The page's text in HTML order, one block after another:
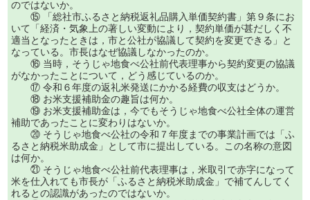
のではないか。
⑮ 「総社市ふるさと納税返礼品購入単価契約書」第９条にお
いて「経済・気象上の著しい変動により，契約単価が甚だしく不
適当となったときは，市と公社が協議して契約を変更できる」と
なっている。市長はなぜ協議しなかったのか。
⑯ 当時，そうじゃ地食べ公社前代表理事から契約変更の協議
がなかったことについて，どう感じているのか。
⑰ 令和６年度の返礼米発送にかかる経費の収支はどうか。
⑱ お米支援補助金の趣旨は何か。
⑲ お米支援補助金は，今でもそうじゃ地食べ公社全体の運営
補助であったことに変わりはないか。
⑳ そうじゃ地食べ公社の令和７年度までの事業計画では「ふ
るさと納税米助成金」として市に提出している。この名称の意図
は何か。
㉑ そうじゃ地食べ公社前代表理事は，米取引で赤字になって
米を仕入れても市長が「ふるさと納税米助成金」で補てんしてく
れるとの認識があったのではないか。